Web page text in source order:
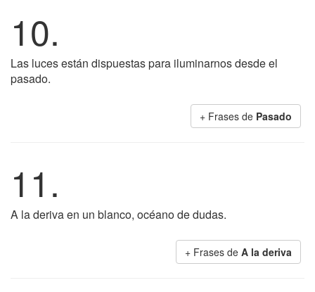
10.
Las luces están dispuestas para iluminarnos desde el
pasado.
+ Frases de Pasado
11.
A la deriva en un blanco, océano de dudas.
+ Frases de A la deriva